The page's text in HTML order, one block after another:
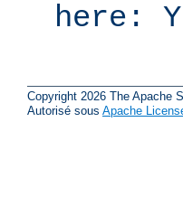
here:
Copyright 2026 The Apache
Autorisé sous Apache